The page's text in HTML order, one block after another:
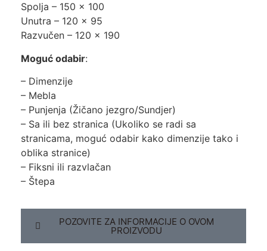
Spolja – 150 x 100
Unutra – 120 x 95
Razvučen – 120 x 190
Moguć odabir:
– Dimenzije
– Mebla
– Punjenja (Žičano jezgro/Sundjer)
– Sa ili bez stranica (Ukoliko se radi sa
stranicama, moguć odabir kako dimenzije tako i
oblika stranice)
– Fiksni ili razvlačan
– Štepa
POZOVITE ZA INFORMACIJE O OVOM
PROIZVODU